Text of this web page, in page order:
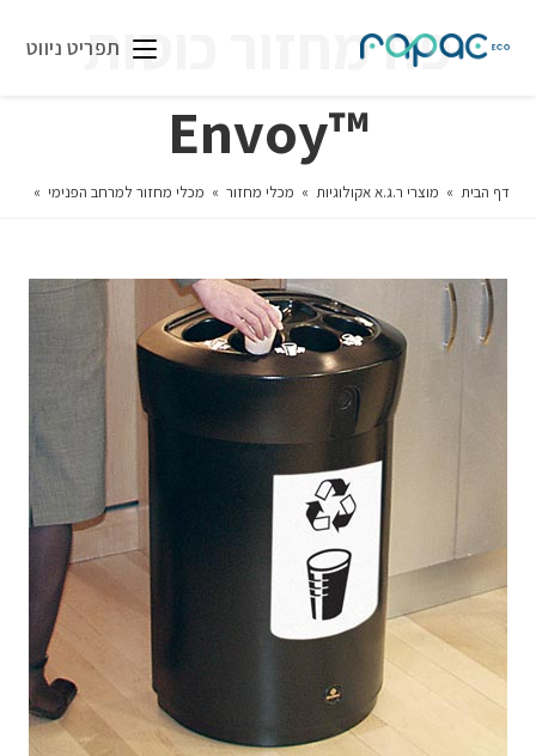
תפריט ניווטפח מחזור כוסות
™Envoy
דף הבית » מוצרי ר.ג.א אקולוגיות » מכלי מחזור » מכלי מחזור למרחב הפנימי »